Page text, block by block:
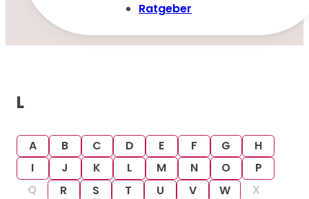
Ratgeber
L
A B C D E F G
H
I
J K L M N O
P
Q
R S T U V W
X